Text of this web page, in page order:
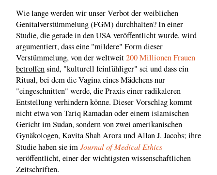
Wie lange werden wir unser Verbot der weiblichen
Genitalverstümmelung (FGM) durchhalten? In einer
Studie, die gerade in den USA veröffentlicht wurde, wird
argumentiert, dass eine "mildere" Form dieser
Verstümmelung, von der weltweit200 Millionen Frauen
betroffensind, "kulturell feinfühliger" sei und dass ein
Ritual, bei dem die Vagina eines Mädchens nur
"eingeschnitten" werde, die Praxis einer radikaleren
Entstellung verhindern könne. Dieser Vorschlag kommt
nicht etwa von Tariq Ramadan oder einem islamischen
Gericht im Sudan, sondern von zwei amerikanischen
Gynäkologen, Kavita Shah Arora und Allan J. Jacobs; ihre
Studie haben sie imJournal of Medical Ethics
veröffentlicht, einer der wichtigsten wissenschaftlichen
Zeitschriften.